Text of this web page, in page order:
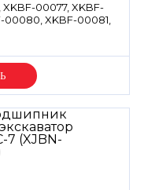
00077, XKBF-
XKBF-00081,
00090, XKBF-00615,
00937, XKBF-
XKBF-00942,
00949, XKBF-
40110040014,
01183, XKBF-
XKCG-00057,
XKCG-00065, XKCG-
XKCG-00257,